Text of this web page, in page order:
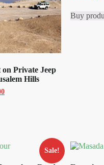
Private Jeep
Hills
Current
was:
Buy
Sale!